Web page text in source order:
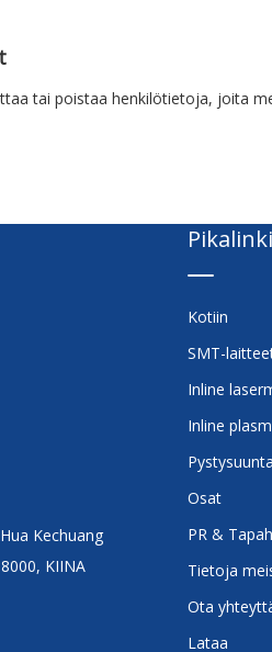
tai poistaa henkilötietoja, joita
Kechuang
KIINA
Kotiin
SMT-
Inline
Inline
Osat
PR &
Tietoja
Ota
Lataa